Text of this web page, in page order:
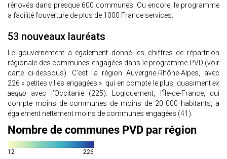
rénovés dans presque 600 communes. Ou encore, le programme
a facilité l’ouverture de plus de 1000 France services.
53 nouveaux lauréats
Le gouvernement a également donné les chiffres de répartition
régionale des communes engagées dans le programme PVD (voir
carte ci-dessous). C’est la région Auvergne-Rhône-Alpes, avec
226 « petites villes engagées » qui en compte le plus, quasimentex
aequo avec l’Occitanie (225). Logiquement, l’Île-de-France, qui
compte moins de communes de moins de 20 000 habitants, a
également nettement moins de communes engagées (41).